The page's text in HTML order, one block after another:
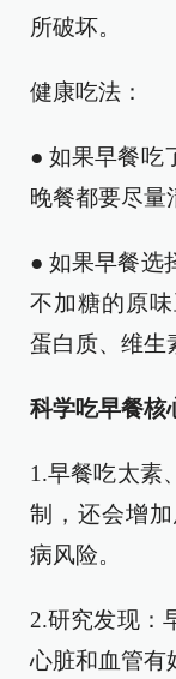
所破坏。
健康吃法：
● 如果早餐吃
晚餐都要尽量
● 如果早餐选
不加糖的原
蛋白质、维生
科学吃早餐核
1.早餐吃太素
制，还会增
病风险。
2.研究发现：
心脏和血管有